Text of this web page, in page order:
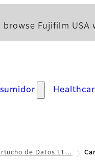
browse Fujifilm
de Datos LT…